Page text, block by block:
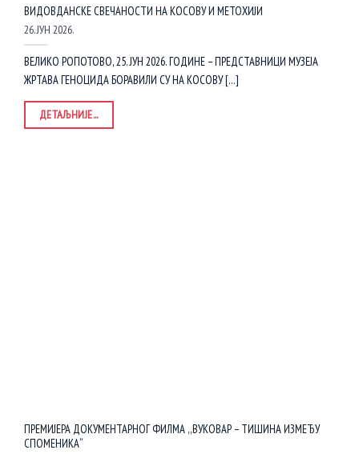
ВИДОВДАНСКЕ СВЕЧАНОСТИ НА КОСОВУ И МЕТОХИЈИ
26. ЈУН 2026.
ВЕЛИКО РОПОТОВО, 25. ЈУН 2026. ГОДИНЕ – ПРЕДСТАВНИЦИ МУЗЕЈА
ЖРТАВА ГЕНОЦИДА БОРАВИЛИ СУ НА КОСОВУ [...]
ДЕТАЉНИЈЕ...
ПРЕМИЈЕРА ДОКУМЕНТАРНОГ ФИЛМА ,,ВУКОВАР – ТИШИНА ИЗМЕЂУ
СПОМЕНИКА“